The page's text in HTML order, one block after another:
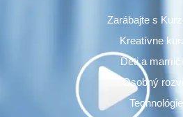
Zarábajte s
Kreatívne
Deti a
Osobný rozvoj
Technológie